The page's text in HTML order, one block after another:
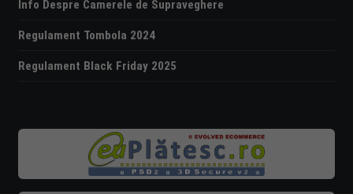
Info Despre Camerele de Supraveghere
Regulament Tombola 2024
Regulament Black Friday 2025